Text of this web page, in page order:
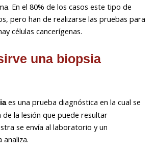
En el 80% de los casos este tipo de
pero han de realizarse las pruebas para
células cancerígenas.
una biopsia
es una prueba diagnóstica en la cual se
la lesión que puede resultar
se envía al laboratorio y un
analiza.